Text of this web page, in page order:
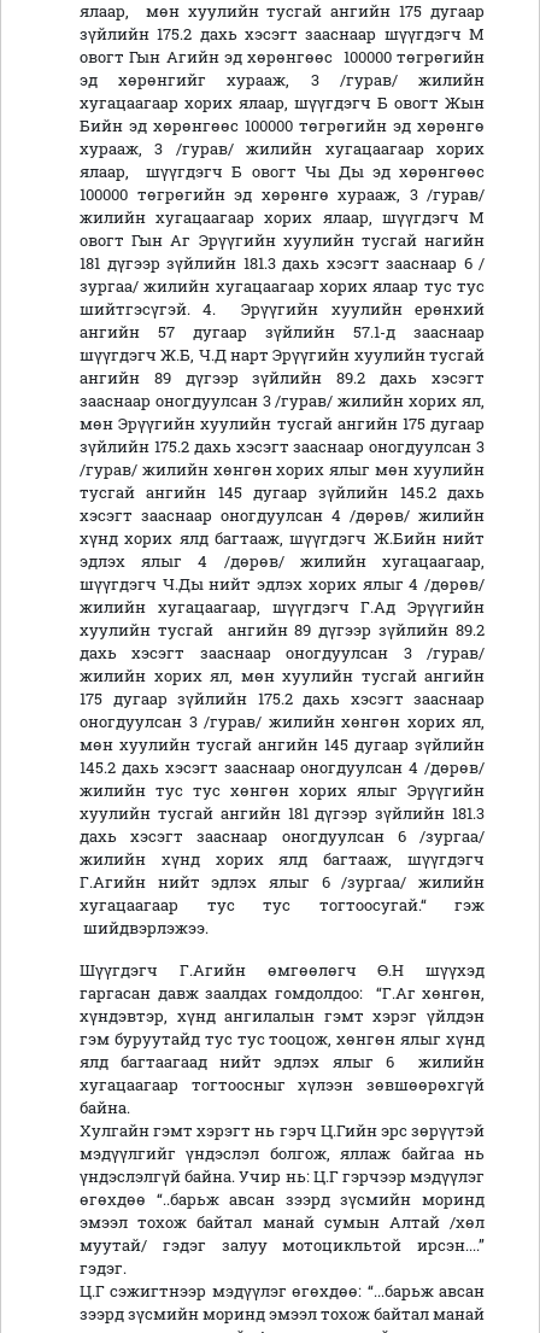
ялаар, мөн хуулийн тусгай ангийн 175 дугаар
зүйлийн 175.2 дахь хэсэгт зааснаар шүүгдэгч М
овогт Гын Агийн эд хөрөнгөөс 100000 төгрөгийн
эд хөрөнгийг хурааж, 3 /гурав/ жилийн
хугацаагаар хорих ялаар, шүүгдэгч Б овогт Жын
Бийн эд хөрөнгөөс 100000 төгрөгийн эд хөрөнгө
хурааж, 3 /гурав/ жилийн хугацаагаар хорих
ялаар, шүүгдэгч Б овогт Чы Ды эд хөрөнгөөс
100000 төгрөгийн эд хөрөнгө хурааж, 3 /гурав/
жилийн хугацаагаар хорих ялаар, шүүгдэгч М
овогт Гын Аг Эрүүгийн хуулийн тусгай нагийн
181 дүгээр зүйлийн 181.3 дахь хэсэгт зааснаар 6 /
зургаа/ жилийн хугацаагаар хорих ялаар тус тус
шийтгэсүгэй. 4. Эрүүгийн хуулийн ерөнхий
ангийн 57 дугаар зүйлийн 57.1-д зааснаар
шүүгдэгч Ж.Б, Ч.Д нарт Эрүүгийн хуулийн тусгай
ангийн 89 дүгээр зүйлийн 89.2 дахь хэсэгт
зааснаар оногдуулсан 3 /гурав/ жилийн хорих ял,
мөн Эрүүгийн хуулийн тусгай ангийн 175 дугаар
зүйлийн 175.2 дахь хэсэгт зааснаар оногдуулсан 3
/гурав/ жилийн хөнгөн хорих ялыг мөн хуулийн
тусгай ангийн 145 дугаар зүйлийн 145.2 дахь
хэсэгт зааснаар оногдуулсан 4 /дөрөв/ жилийн
хүнд хорих ялд багтааж, шүүгдэгч Ж.Бийн нийт
эдлэх ялыг 4 /дөрөв/ жилийн хугацаагаар,
шүүгдэгч Ч.Ды нийт эдлэх хорих ялыг 4 /дөрөв/
жилийн хугацаагаар, шүүгдэгч Г.Ад Эрүүгийн
хуулийн тусгай ангийн 89 дүгээр зүйлийн 89.2
дахь хэсэгт зааснаар оногдуулсан 3 /гурав/
жилийн хорих ял, мөн хуулийн тусгай ангийн
175 дугаар зүйлийн 175.2 дахь хэсэгт зааснаар
оногдуулсан 3 /гурав/ жилийн хөнгөн хорих ял,
мөн хуулийн тусгай ангийн 145 дугаар зүйлийн
145.2 дахь хэсэгт зааснаар оногдуулсан 4 /дөрөв/
жилийн тус тус хөнгөн хорих ялыг Эрүүгийн
хуулийн тусгай ангийн 181 дүгээр зүйлийн 181.3
дахь хэсэгт зааснаар оногдуулсан 6 /зургаа/
жилийн хүнд хорих ялд багтааж, шүүгдэгч
Г.Агийн нийт эдлэх ялыг 6 /зургаа/ жилийн
хугацаагаар тус тус тогтоосугай.“ гэж
шийдвэрлэжээ.
Шүүгдэгч Г.Агийн өмгөөлөгч Ө.Н шүүхэд
гаргасан давж заалдах гомдолдоо: “Г.Аг хөнгөн,
хүндэвтэр, хүнд ангилалын гэмт хэрэг үйлдэн
гэм буруутайд тус тус тооцож, хөнгөн ялыг хүнд
ялд багтаагаад нийт эдлэх ялыг 6 жилийн
хугацаагаар тогтоосныг хүлээн зөвшөөрөхгүй
байна.
Хулгайн гэмт хэрэгт нь гэрч Ц.Гийн эрс зөрүүтэй
мэдүүлгийг үндэслэл болгож, яллаж байгаа нь
үндэслэлгүй байна. Учир нь: Ц.Г гэрчээр мэдүүлэг
өгөхдөө “..барьж авсан зээрд зүсмийн моринд
эмээл тохож байтал манай сумын Алтай /хөл
муутай/ гэдэг залуу мотоцикльтой ирсэн....”
гэдэг.
Ц.Г сэжигтнээр мэдүүлэг өгөхдөө: “...барьж авсан
зээрд зүсмийн моринд эмээл тохож байтал манай